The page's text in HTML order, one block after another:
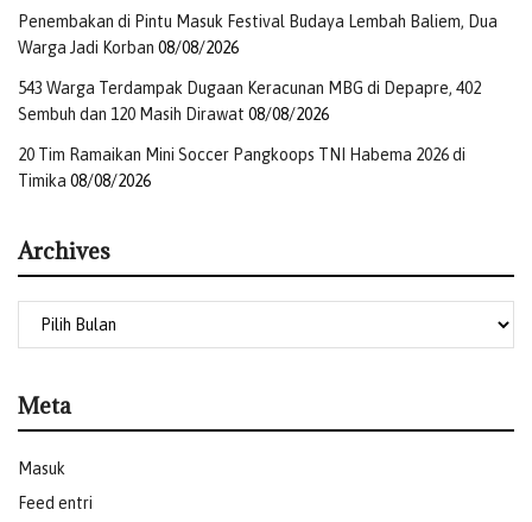
Penembakan di Pintu Masuk Festival Budaya Lembah Baliem, Dua
Warga Jadi Korban 08/08/2026
543 Warga Terdampak Dugaan Keracunan MBG di Depapre, 402
Sembuh dan 120 Masih Dirawat 08/08/2026
20 Tim Ramaikan Mini Soccer Pangkoops TNI Habema 2026 di
Timika 08/08/2026
Archives
Meta
Masuk
Feed entri